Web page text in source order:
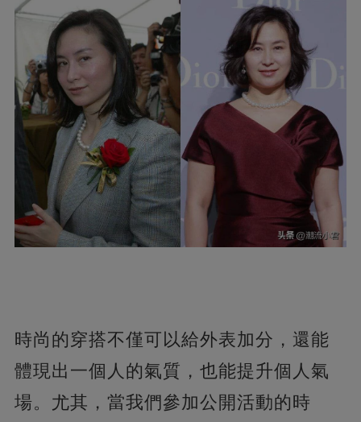
時尚的穿搭不僅可以給外表加分，還能
體現出一個人的氣質，也能提升個人氣
場。尤其，當我們參加公開活動的時